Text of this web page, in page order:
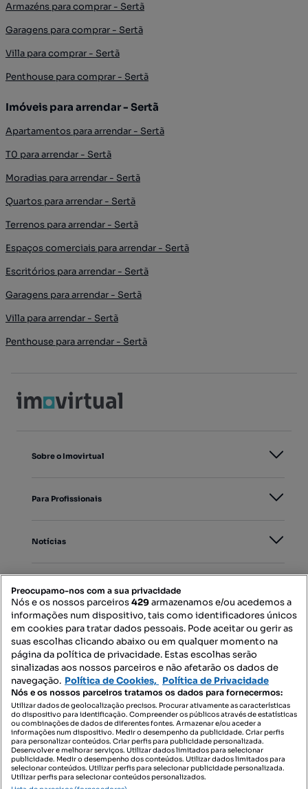
Armazéns para comprar - Sertã
Garagens para comprar - Sertã
Villa para comprar - Sertã
Penthouse para comprar - Sertã
Imóveis para arrendar - Sertã
Apartamentos para arrendar - Sertã
T0 para arrendar - Sertã
Moradias para arrendar - Sertã
Quartos para arrendar - Sertã
Terrenos para arrendar - Sertã
Espaços comerciais para arrendar - Sertã
Escritórios para arrendar - Sertã
Garagens para arrendar - Sertã
Villa para arrendar - Sertã
Penthouse para arrendar - Sertã
Sobre o Imovirtual
Para Profissionais
Notícias
Mapa do Site
Contacte-nos
SIGA-NOS:
DESCARREGAR NA:
Preocupamo-nos com a sua privacidade
Nós e os nossos parceiros429armazenamos e/ou acedemos a
informações num dispositivo, tais como identificadores únicos
em cookies para tratar dados pessoais. Pode aceitar ou gerir as
suas escolhas clicando abaixo ou em qualquer momento na
página da política de privacidade. Estas escolhas serão
sinalizadas aos nossos parceiros e não afetarão os dados de
navegação. Política de Cookies, Política de Privacidade
Nós e os nossos parceiros tratamos os dados para fornecermos:
Utilizar dados de geolocalização precisos. Procurar ativamente as características
do dispositivo para identificação. Compreender os públicos através de estatísticas
ou combinações de dados de diferentes fontes. Armazenar e/ou aceder a
informações num dispositivo. Medir o desempenho da publicidade. Criar perfis
para personalizar conteúdos. Criar perfis para publicidade personalizada.
Desenvolver e melhorar serviços. Utilizar dados limitados para selecionar
publicidade. Medir o desempenho dos conteúdos. Utilizar dados limitados para
selecionar conteúdos. Utilizar perfis para selecionar publicidade personalizada.
Utilizar perfis para selecionar conteúdos personalizados.